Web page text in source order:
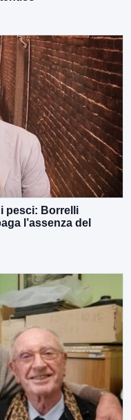
pesci: Borrelli
l’assenza del